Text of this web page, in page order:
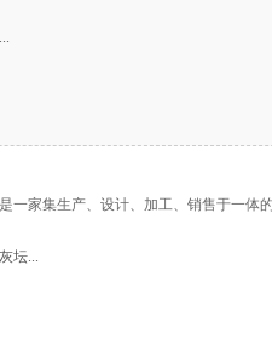
一家集生产、设计、加工、销售于一体
坛...